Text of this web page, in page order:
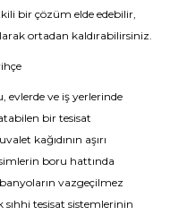
bir çözüm elde edebilir,
ortadan kaldırabilirsiniz.
evlerde ve iş yerlerinde
bir tesisat
kağıdının aşırı
boru hattında
vazgeçilmez
tesisat sistemlerinin